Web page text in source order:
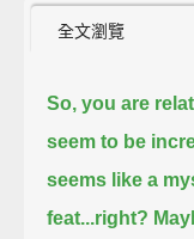
全文瀏覽
So, you are
seem to be
seems like a
feat...right?